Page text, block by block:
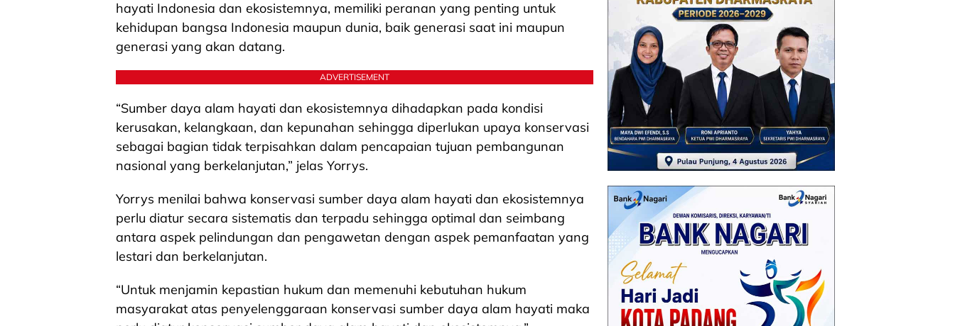
hayati Indonesia dan ekosistemnya, memiliki peranan yang penting untuk
kehidupan bangsa Indonesia maupun dunia, baik generasi saat ini maupun
generasi yang akan datang.
ADVERTISEMENT
“Sumber daya alam hayati dan ekosistemnya dihadapkan pada kondisi
kerusakan, kelangkaan, dan kepunahan sehingga diperlukan upaya konservasi
sebagai bagian tidak terpisahkan dalam pencapaian tujuan pembangunan
nasional yang berkelanjutan,” jelas Yorrys.
Yorrys menilai bahwa konservasi sumber daya alam hayati dan ekosistemnya
perlu diatur secara sistematis dan terpadu sehingga optimal dan seimbang
antara aspek pelindungan dan pengawetan dengan aspek pemanfaatan yang
lestari dan berkelanjutan.
“Untuk menjamin kepastian hukum dan memenuhi kebutuhan hukum
masyarakat atas penyelenggaraan konservasi sumber daya alam hayati maka